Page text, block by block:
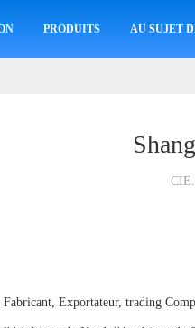
PRODUITS AU SUJET
Fabricant, Exportateur, trading